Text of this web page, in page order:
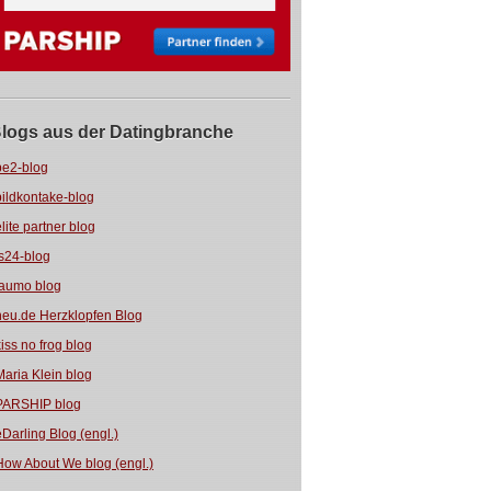
aus der Datingbranche
blog
blog
partner blog
blog
blog
Herzklopfen Blog
no frog blog
Klein blog
blog
Blog (engl.)
About We blog (engl.)